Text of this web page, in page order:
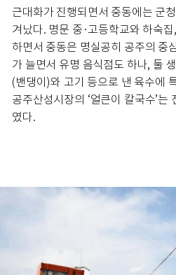
근대화가 진행되면서 중동에는 군
겨났다. 명문 중·고등학교와 하숙
하면서 중동은 명실공히 공주의 중
가 늘면서 유명 음식점도 하나, 둘
(밴댕이)와 고기 등으로 낸 육수에
공주산성시장의 ‘얼큰이 칼국수’는
였다.